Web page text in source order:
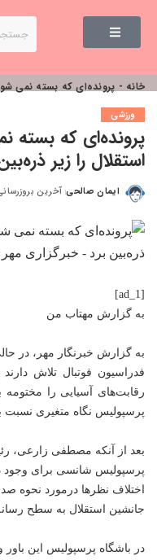
خانه - پرونده‌ای که بسته نمی شود؛
ورزشی
پرونده‌ای که بسته
استقلال را زیر
ایمان صالحی آخرین بروزرسانی :
[ad_1]
به گزارش مهتاب من
به گزارش خبرنگار مهر، در
فدراسیون فوتبال تلاش
رقابت‌های آسیایی را
پرسپولیس نگاه متغیری نسبت
بعد از آنکه مصطفی زارعی،
پرسپولیس شانسی برای وجود
اختلاف نظرها درمورد نحوه
جانشین استقلال به سطح
در باشگاه پرسپولیس این باور